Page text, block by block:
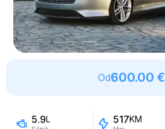
Od600.00 €
5.9L 517KM